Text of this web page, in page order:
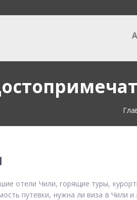
отели Чили, горящие туры,
путевки, нужна ли виза в Чили и